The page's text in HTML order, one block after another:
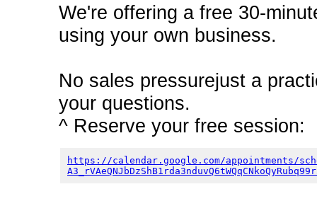
We're offering a free 30-
using your own business.
No sales pressurejust a
your questions.
^ Reserve your free session:
https://calendar.google.com/appointments/